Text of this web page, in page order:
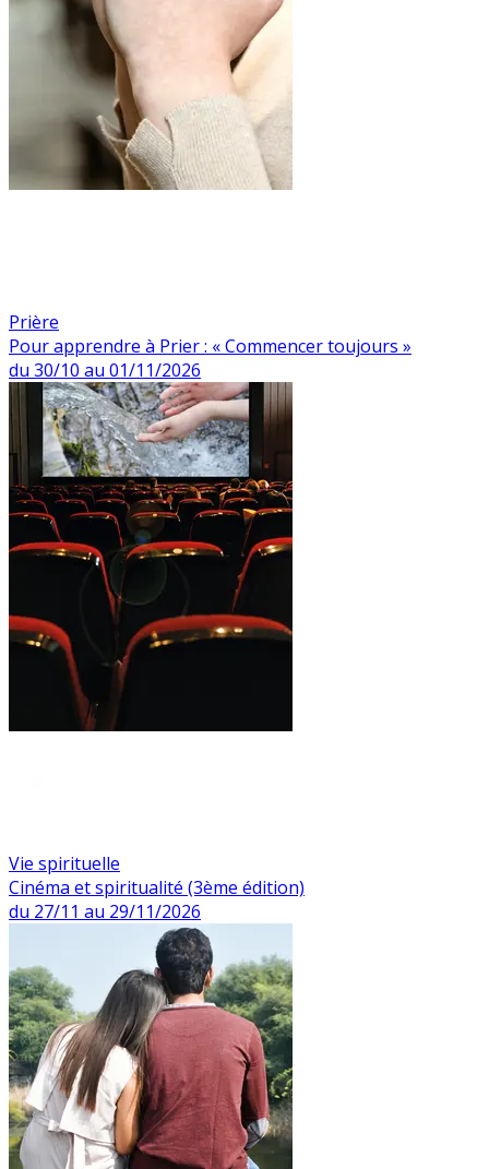
Prière
Pour apprendre à Prier : « Commencer toujours »
du 30/10 au 01/11/2026
Vie spirituelle
Cinéma et spiritualité (3ème édition)
du 27/11 au 29/11/2026